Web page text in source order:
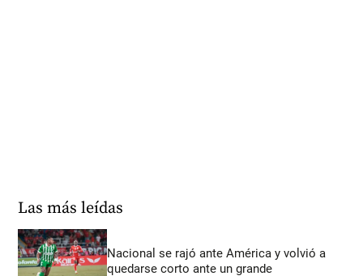
Las más leídas
Nacional se rajó ante América y volvió a
quedarse corto ante un grande